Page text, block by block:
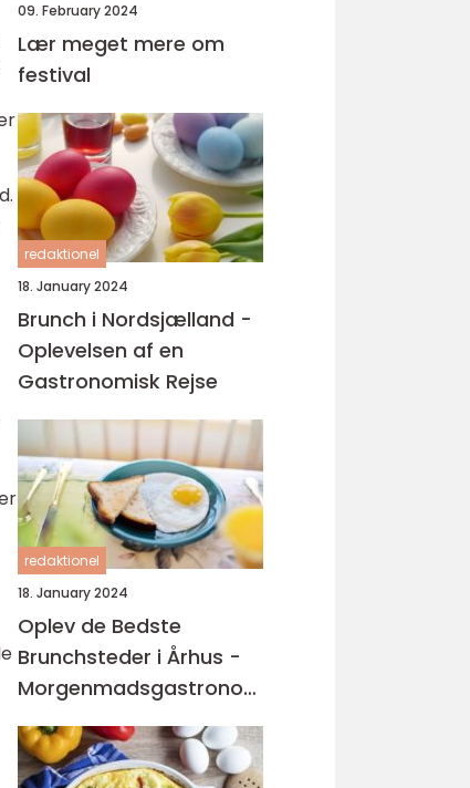
09. February 2024
Lær meget mere om
festival
redaktionel
18. January 2024
Brunch i Nordsjælland -
Oplevelsen af en
Gastronomisk Rejse
redaktionel
18. January 2024
Oplev de Bedste
Brunchsteder i Århus -
Morgenmadsgastronomiens
ædelsten